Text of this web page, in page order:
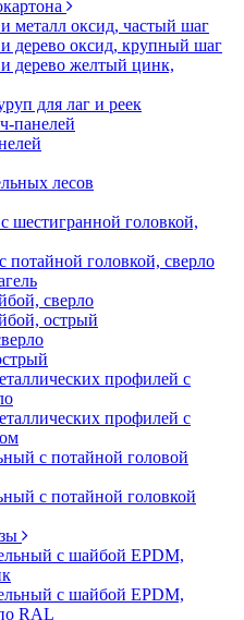
металл оксид, частый шаг
дерево оксид, крупный шаг
дерево желтый цинк,
для лаг и реек
панелей
лесов
шестигранной головкой,
потайной головкой, сверло
сверло
острый
профилей с
профилей с
с потайной головой
с потайной головкой
с шайбой EPDM,
с шайбой EPDM,
RAL